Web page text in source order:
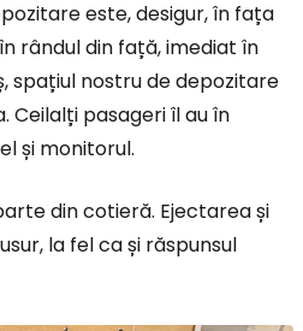
este, desigur, în fața
rândul din față, imediat în
spațiul nostru de depozitare
Ceilalți pasageri îl au în
și monitorul.
din cotieră. Ejectarea și
la fel ca și răspunsul